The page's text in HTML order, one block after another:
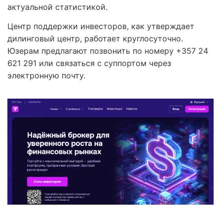
актуальной статистикой.
Центр поддержки инвесторов, как утверждает
дилинговый центр, работает круглосуточно.
Юзерам предлагают позвонить по номеру +357 24
621 291 или связаться с суппортом через
электронную почту.